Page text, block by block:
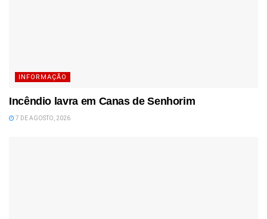
INFORMAÇÃO
Incêndio lavra em Canas de Senhorim
7 DE AGOSTO, 2026